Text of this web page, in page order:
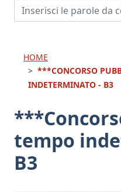
HOME
***CONCORSO
INDETERMINATO - B3
tempo
B3